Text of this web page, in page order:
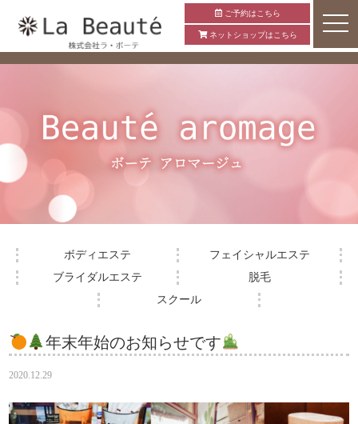
ご予約はこちら
ネットショップはこちら
ボディエステ
フェイシャルエステ
ブライダルエステ
脱毛
スクール
年末年始のお知らせです
2020.12.29